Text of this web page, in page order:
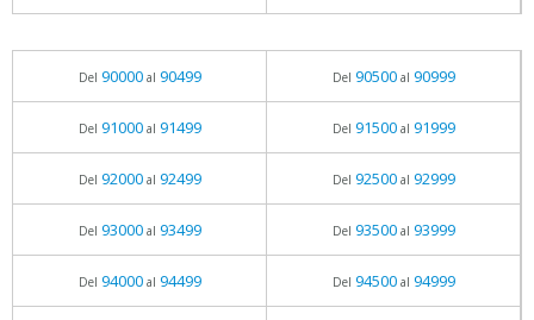
Del 90000al 90499 Del 90500al 90999
Del 91000al 91499 Del 91500al 91999
Del 92000al 92499 Del 92500al 92999
Del 93000al 93499 Del 93500al 93999
Del 94000al 94499 Del 94500al 94999